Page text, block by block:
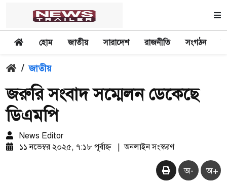
হোম জাতীয় সারাদেশ রাজনীতি সংগঠন
/ জাতীয়
জরুরি সংবাদ সম্মেলন ডেকেছে
ডিএমপি
News Editor
১১ নভেম্বর ২০২৫, ৭:১৮ পূর্বাহ্ন
অনলাইন সংস্করণ
অ- অ+